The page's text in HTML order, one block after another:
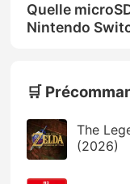
Quelle
Nintendo
🛒
The
(2026)